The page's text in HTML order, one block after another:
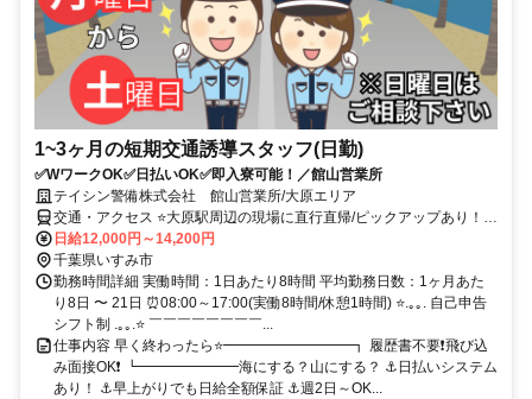
1~3ヶ月の短期交通誘導スタッフ(日勤)
✅WワークOK✅日払いOK✅即入寮可能！／館山営業所
テイシン警備株式会社 館山営業所/大原エリア
交通・アクセス ⭐大原駅周辺の現場に直行直帰/ピックアップあり！移
動の心配は不要です♪
日給12,000円～14,200円
千葉県いすみ市
勤務時間詳細 実働時間：1日あたり8時間 平均勤務日数：1ヶ月あた
り8日 〜 21日 ⏰08:00～17:00(実働8時間/休憩1時間) ⭐.｡｡. 自己申告
シフト制 .｡｡.⭐ ￣￣￣￣￣￣￣￣...
仕事内容 早く終わったら⭐━━━━━━━━━┓ 履歴書不要❗飛び込
み面接OK❗ ┗━━━━━━━海にする？山にする？ ⚓日払いシステム
あり！ ⚓早上がりでも日給全額保証 ⚓週2日～OK...